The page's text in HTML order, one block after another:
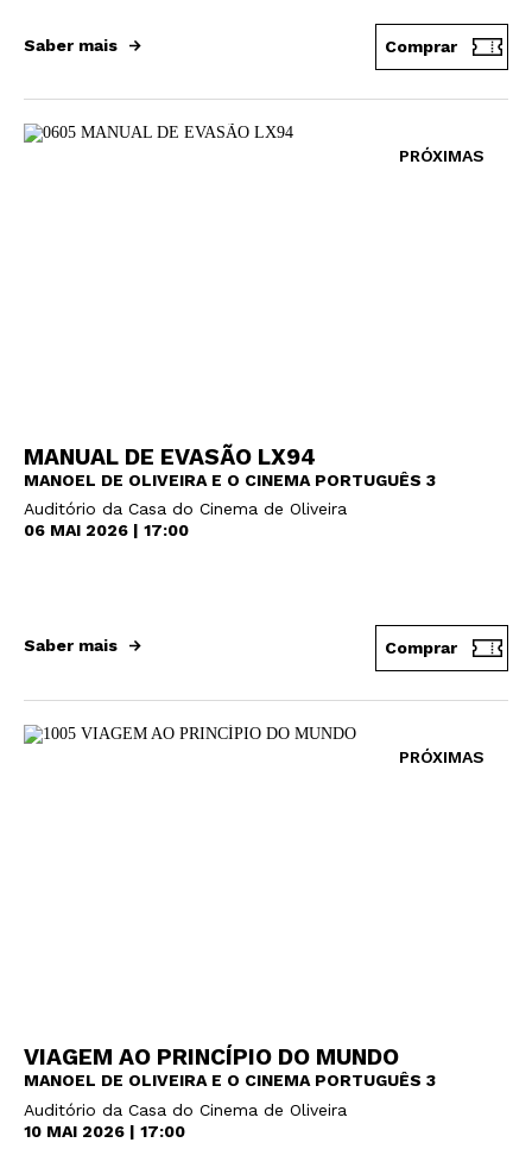
Saber mais Comprar
PRÓXIMAS
MANUAL DE EVASÃO LX94
MANOEL DE OLIVEIRA E O CINEMA PORTUGUÊS 3
Auditório da Casa do Cinema de Oliveira
06 MAI 2026 | 17:00
Saber mais Comprar
PRÓXIMAS
VIAGEM AO PRINCÍPIO DO MUNDO
MANOEL DE OLIVEIRA E O CINEMA PORTUGUÊS 3
Auditório da Casa do Cinema de Oliveira
10 MAI 2026 | 17:00